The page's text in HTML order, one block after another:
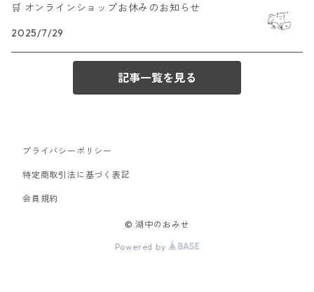
🛒 オンラインショップお休みのお知らせ
2025/7/29
記事一覧を見る
プライバシーポリシー
特定商取引法に基づく表記
会員規約
© 湖中のおみせ
Powered by